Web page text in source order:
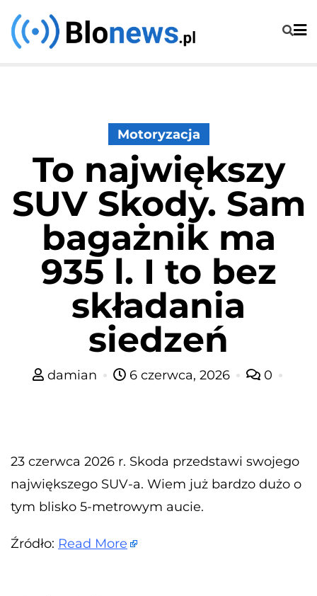
Skip
to
Motoryzacja
To największy
SUV Skody. Sam
bagażnik ma
935 l. I to bez
składania
siedzeń
damian 6 czerwca, 2026 0
23 czerwca 2026 r. Skoda przedstawi swojego
największego SUV-a. Wiem już bardzo dużo o
tym blisko 5-metrowym aucie.
Źródło: Read More